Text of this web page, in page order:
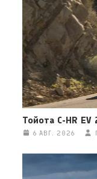
Тойота C-HR
6 АВГ. 2026